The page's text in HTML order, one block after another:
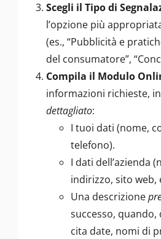
Scegli il Tipo di
l’opzione più
(es., “Pubblicità e
del consumatore”,
Compila il Modulo
informazioni richieste,
dettagliato:
I tuoi dati (nome,
telefono).
I dati dell’azienda
indirizzo, sito web,
Una descrizione
successo, quando,
cita date, nomi di